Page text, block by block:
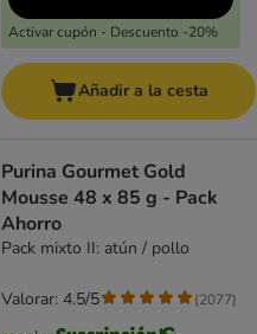
Activar cupón - Descuento -20%
Añadir a la cesta
Purina Gourmet Gold
Mousse 48 x 85 g - Pack
Ahorro
Pack mixto II: atún / pollo
Valorar: 4.5/5 (2077)